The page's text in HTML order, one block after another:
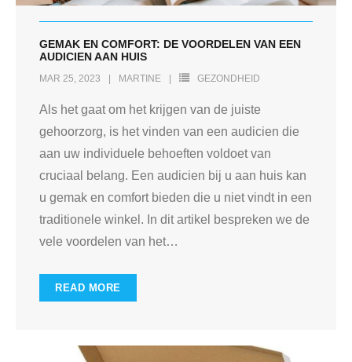
GEMAK EN COMFORT: DE VOORDELEN VAN EEN
AUDICIEN AAN HUIS
MAR 25, 2023 MARTINE GEZONDHEID
Als het gaat om het krijgen van de juiste
gehoorzorg, is het vinden van een audicien die
aan uw individuele behoeften voldoet van
cruciaal belang. Een audicien bij u aan huis kan
u gemak en comfort bieden die u niet vindt in een
traditionele winkel. In dit artikel bespreken we de
vele voordelen van het…
READ MORE